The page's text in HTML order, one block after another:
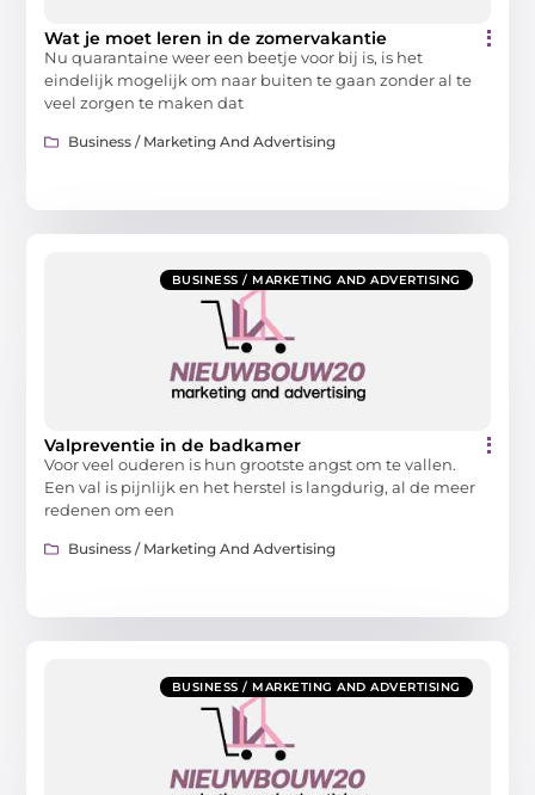
Wat je moet leren in de zomervakantie
Nu quarantaine weer een beetje voor bij is, is het
eindelijk mogelijk om naar buiten te gaan zonder al te
veel zorgen te maken dat
Business / Marketing And Advertising
BUSINESS / MARKETING AND ADVERTISING
Valpreventie in de badkamer
Voor veel ouderen is hun grootste angst om te vallen.
Een val is pijnlijk en het herstel is langdurig, al de meer
redenen om een
Business / Marketing And Advertising
BUSINESS / MARKETING AND ADVERTISING